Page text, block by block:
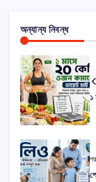
অন্যান্য নিবন্ধ
১